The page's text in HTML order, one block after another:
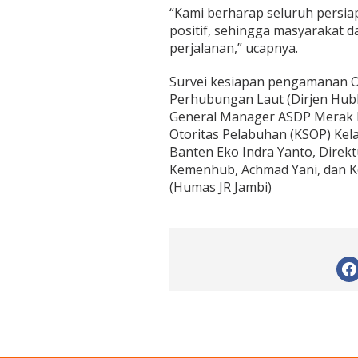
“Kami berharap seluruh
positif, sehingga masyarakat
perjalanan,” ucapnya.
Survei kesiapan pengamanan
Perhubungan Laut (Dirjen
General Manager ASDP
Otoritas Pelabuhan (KSOP)
Banten Eko Indra Yanto,
Kemenhub, Achmad Yani, dan
(Humas JR Jambi)